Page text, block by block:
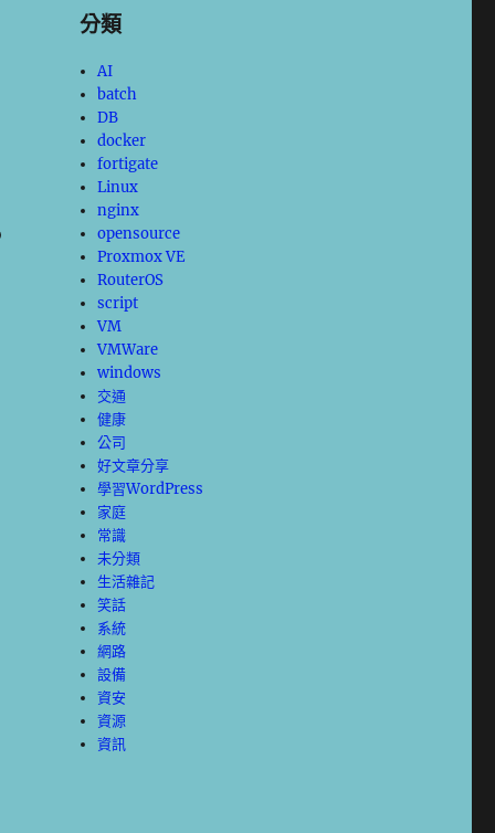
分類
AI
batch
DB
docker
fortigate
Linux
nginx
opensource
Proxmox VE
RouterOS
script
VM
VMWare
windows
交通
健康
公司
好文章分享
學習WordPress
家庭
常識
未分類
生活雜記
笑話
系統
網路
設備
資安
資源
資訊